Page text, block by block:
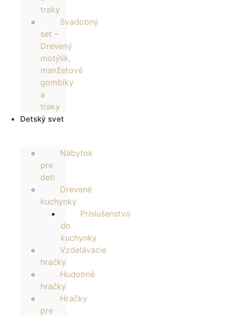
traky
Svadobný
set –
Drevený
motýlik,
manžetové
gombíky
a
traky
Detský svet
Nábytok
pre
deti
Drevené
kuchynky
Príslušenstvo
do
kuchynky
Vzdelávacie
hračky
Hudobné
hračky
Hračky
pre